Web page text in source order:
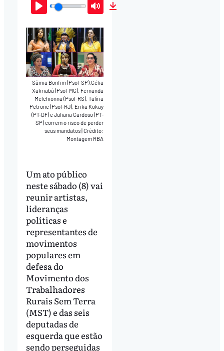
Play Mute
Sâmia Bonfim (Psol-SP),Célia
Xakriabá (Psol-MG), Fernanda
Melchionna (Psol-RS), Talíria
Petrone (Psol-RJ), Erika Kokay
(PT-DF) e Juliana Cardoso (PT-
SP) correm o risco de perder
seus mandatos|Crédito:
Montagem RBA
Um ato público
neste sábado (8) vai
reunir artistas,
lideranças
políticas e
representantes de
movimentos
populares em
defesa do
Movimento dos
Trabalhadores
Rurais Sem Terra
(MST) e das seis
deputadas de
esquerda que estão
sendo perseguidas